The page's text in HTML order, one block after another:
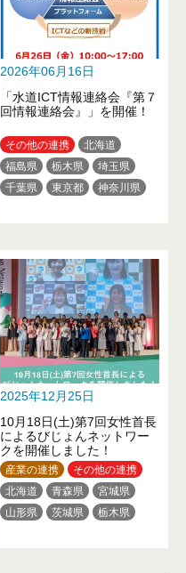
2026年06月16日
「水道ICT情報連絡会『第７
回情報連絡会』」を開催！
その他の連携
北海道
福島県
栃木県
埼玉県
千葉県
東京都
神奈川県
熊本県
2025年12月25日
10月18日(土)第7回女性首長
によるびじょんネットワー
クを開催しました！
産業の連携
その他の連携
北海道
青森県
宮城県
山形県
茨城県
栃木県